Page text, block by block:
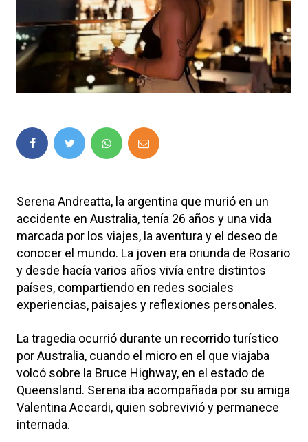
Serena Andreatta, la argentina que murió en un
accidente en Australia, tenía 26 años y una vida
marcada por los viajes, la aventura y el deseo de
conocer el mundo. La joven era oriunda de Rosario
y desde hacía varios años vivía entre distintos
países, compartiendo en redes sociales
experiencias, paisajes y reflexiones personales.
La tragedia ocurrió durante un recorrido turístico
por Australia, cuando el micro en el que viajaba
volcó sobre la Bruce Highway, en el estado de
Queensland. Serena iba acompañada por su amiga
Valentina Accardi, quien sobrevivió y permanece
internada.